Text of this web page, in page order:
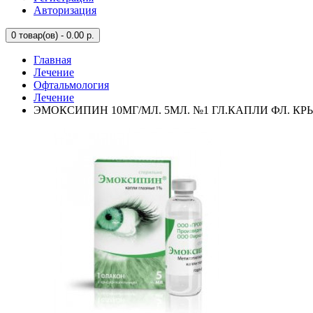
Авторизация
0 товар(ов) - 0.00 р.
Главная
Лечение
Офтальмология
Лечение
ЭМОКСИПИН 10МГ/МЛ. 5МЛ. №1 ГЛ.КАПЛИ ФЛ.